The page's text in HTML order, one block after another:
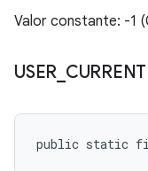
Valor constante: -1
USER CURRENT
public static